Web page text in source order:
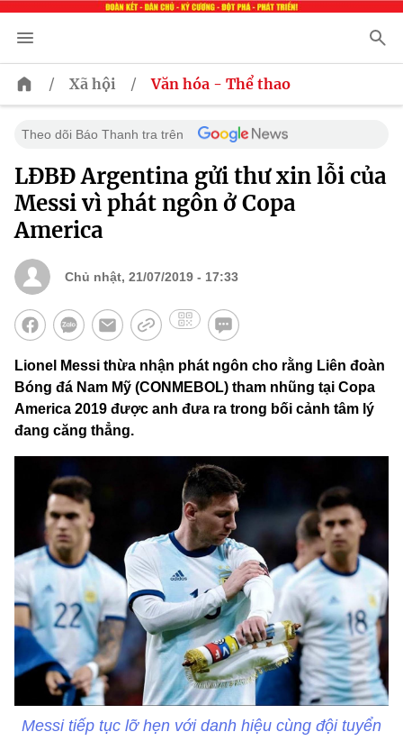
/ Xã hội / Văn hóa - Thể thao
Theo dõi Báo Thanh tra trên
LĐBĐ Argentina gửi thư xin lỗi của
Messi vì phát ngôn ở Copa
America
Chủ nhật, 21/07/2019 - 17:33
Lionel Messi thừa nhận phát ngôn cho rằng Liên đoàn
Bóng đá Nam Mỹ (CONMEBOL) tham nhũng tại Copa
America 2019 được anh đưa ra trong bối cảnh tâm lý
đang căng thẳng.
Messi tiếp tục lỡ hẹn với danh hiệu cùng đội tuyển